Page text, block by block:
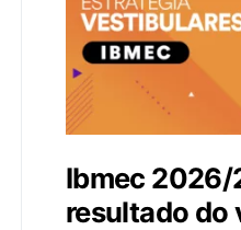
Ibmec 2026/
resultado do